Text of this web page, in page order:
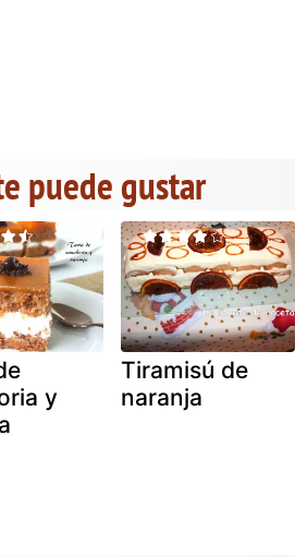
puede gustar
y
Tiramisú de
naranja